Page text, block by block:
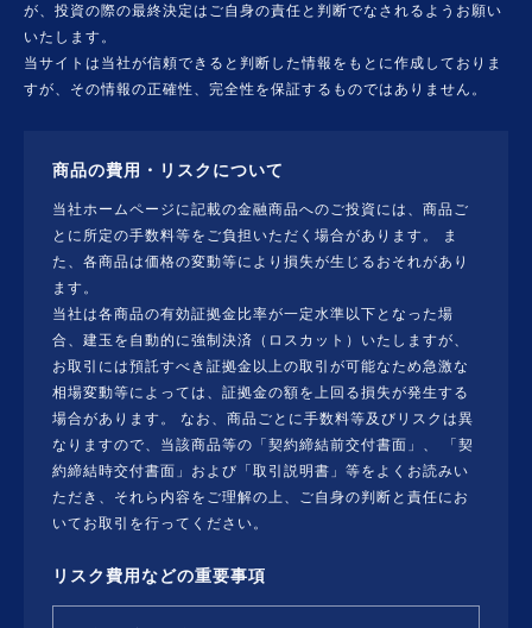
が、投資の際の最終決定はご自身の責任と判断でなされるようお願い
いたします。
当サイトは当社が信頼できると判断した情報をもとに作成しておりま
すが、その情報の正確性、完全性を保証するものではありません。
商品の費用・リスクについて
当社ホームページに記載の金融商品へのご投資には、商品ご
とに所定の手数料等をご負担いただく場合があります。 ま
た、各商品は価格の変動等により損失が生じるおそれがあり
ます。
当社は各商品の有効証拠金比率が一定水準以下となった場
合、建玉を自動的に強制決済（ロスカット）いたしますが、
お取引には預託すべき証拠金以上の取引が可能なため急激な
相場変動等によっては、証拠金の額を上回る損失が発生する
場合があります。 なお、商品ごとに手数料等及びリスクは異
なりますので、当該商品等の「契約締結前交付書面」、 「契
約締結時交付書面」および「取引説明書」等をよくお読みい
ただき、それら内容をご理解の上、ご自身の判断と責任にお
いてお取引を行ってください。
リスク費用などの重要事項